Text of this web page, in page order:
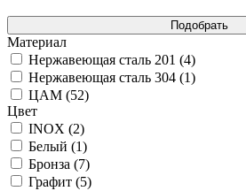
Материал
Нержавеющая сталь 201 (4)
Нержавеющая сталь 304 (1)
ЦАМ (52)
Цвет
INOX (2)
Белый (1)
Бронза (7)
Графит (5)